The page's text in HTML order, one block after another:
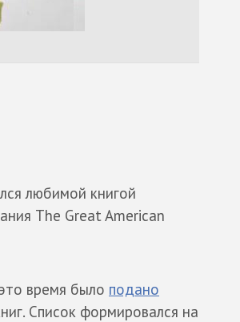
любимой книгой
The Great American
время было подано
Список формировался на